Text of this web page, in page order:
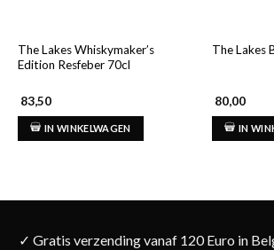
The Lakes Whiskymaker’s
Edition Resfeber 70cl
83,50
IN WINKELWAGEN
The Lakes
80,00
IN
✓ Gratis verzending vanaf 120 Euro in